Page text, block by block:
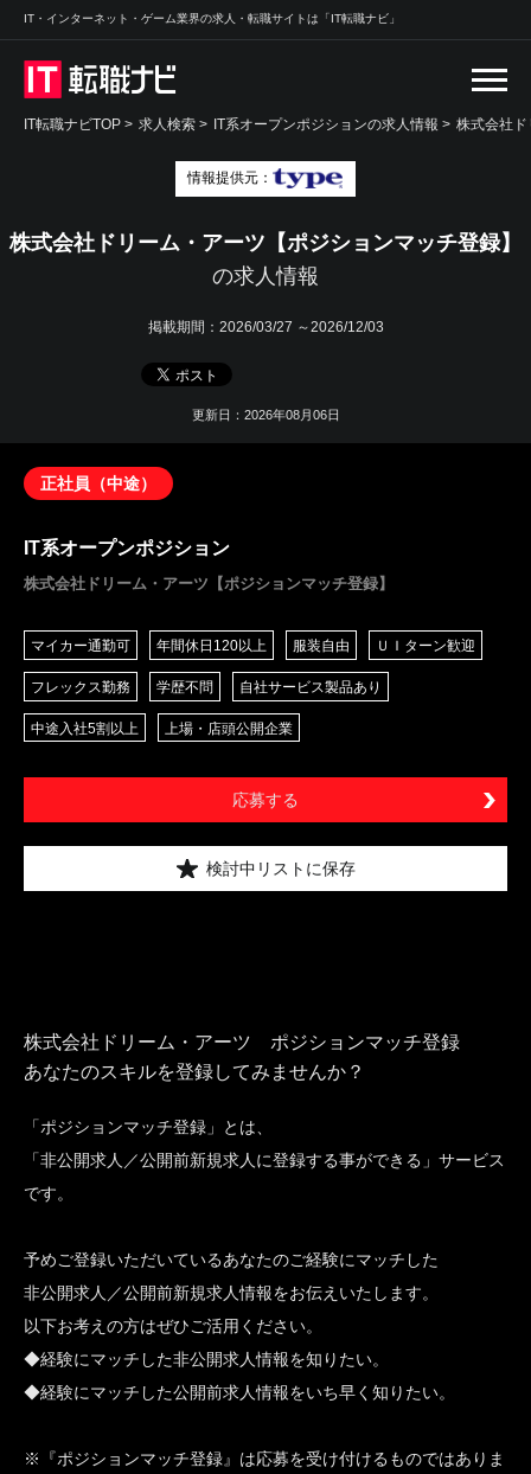
IT・インターネット・ゲーム業界の求人・転職サイトは「IT転職ナビ」
IT転職ナビTOP > 求人検索 > IT系オープンポジションの求人情報 > 株式会社
情報提供元：
株式会社ドリーム・アーツ【ポジションマッチ登録】
の求人情報
掲載期間： 2026/03/27 ～2026/12/03
更新日：2026年08月06日
正社員（中途）
IT系オープンポジション
株式会社ドリーム・アーツ【ポジションマッチ登録】
マイカー通勤可 年間休日120以上 服装自由 ＵＩターン歓迎
フレックス勤務 学歴不問 自社サービス製品あり
中途入社5割以上 上場・店頭公開企業
応募する
検討中リストに保存
株式会社ドリーム・アーツ ポジションマッチ登録
あなたのスキルを登録してみませんか？
「ポジションマッチ登録」とは、
「非公開求人／公開前新規求人に登録する事ができる」サービス
です。
予めご登録いただいているあなたのご経験にマッチした
非公開求人／公開前新規求人情報をお伝えいたします。
以下お考えの方はぜひご活用ください。
◆経験にマッチした非公開求人情報を知りたい。
◆経験にマッチした公開前求人情報をいち早く知りたい。
※『ポジションマッチ登録』は応募を受け付けるものではありま